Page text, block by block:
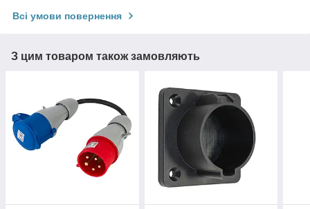
Всі умови повернення
З цим товаром також замовляють